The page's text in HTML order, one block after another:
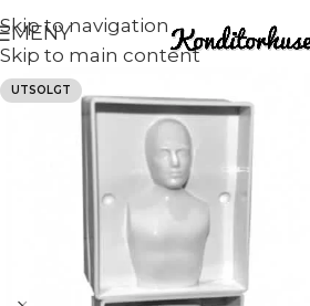
Skip to navigation
Skip to main content
MENY
UTSOLGT